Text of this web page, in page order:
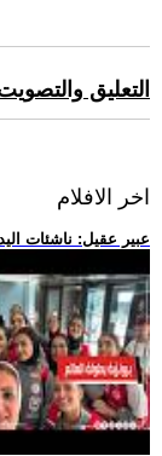
التعليق
اخر الافلام
.. عبير عقيل: ناشئات